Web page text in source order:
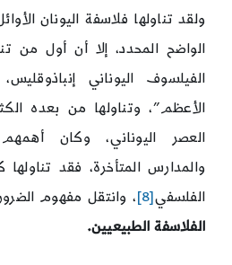
ولقد تناولها فلاسفة اليونان
الواضح المحدد، إلا أن أول من
الفيلسوف اليوناني
الأعظم”، وتناولها من بعده
العصر اليوناني، وكان
والمدارس المتأخرة، فقد
الفلسفي [8]
، وانتقل مفهوم
الفلاسفة الطبيعيين.